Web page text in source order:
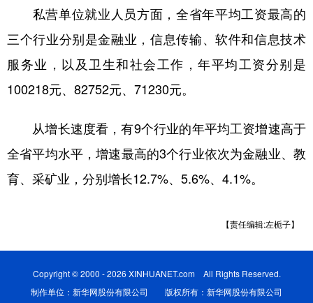
广东 广西 海南 重庆
陕西 甘肃
多语种频道
한국어
Deutsch Português
私营单位就业人员方面，全省年平均工资最高的
三个行业分别是金融业，信息传输、软件和信息技术
服务业，以及卫生和社会工作，年平均工资分别是
100218元、82752元、71230元。
从增长速度看，有9个行业的年平均工资增速高于
全省平均水平，增速最高的3个行业依次为金融业、教
育、采矿业，分别增长12.7%、5.6%、4.1%。
【责任编辑:左栀子】
Copyright © 2000 - 2026 XINHUANET.com All Rights Reserved.
制作单位：新华网股份有限公司 版权所有：新华网股份有限公司